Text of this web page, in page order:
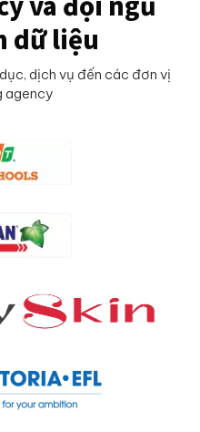
dữ liệu
dịch vụ đến các đơn vị
agency